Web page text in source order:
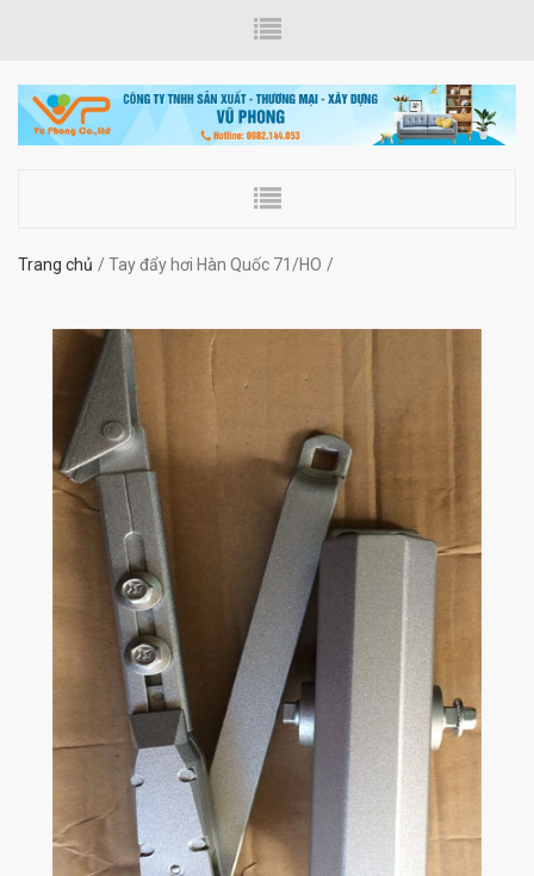
Trang chủ Tay đẩy hơi Hàn Quốc 71/HO